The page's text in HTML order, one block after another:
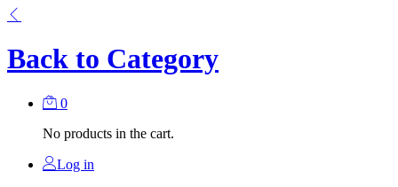
Back to Category
0
No products in the cart.
Log in